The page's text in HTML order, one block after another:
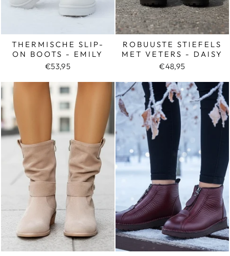
THERMISCHE SLIP-
ON BOOTS - EMILY
€53,95
ROBUUSTE STIEFELS
MET VETERS - DAISY
€48,95